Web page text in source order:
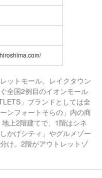
ットモール。レイクタウン
全国2例目のイオンモール
」ブランドとしては全
ンフォートそらの」内の商
上2階建てで、1階はシネ
かげシティ」やグルメゾー
け。2階がアウトレットゾ